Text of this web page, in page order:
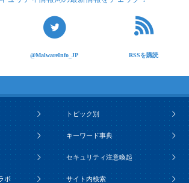
@MalwareInfo_JP RSSを購読
トピック別
キーワード事典
セキュリティ注意喚起
ボ サイト内検索